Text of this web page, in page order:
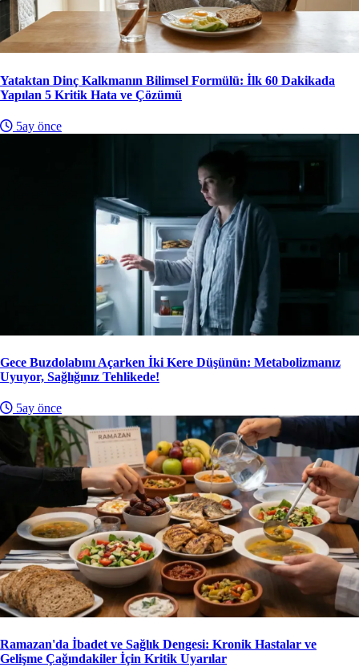
Yataktan Dinç Kalkmanın Bilimsel Formülü: İlk 60 Dakikada
Yapılan 5 Kritik Hata ve Çözümü
5ay önce
Gece Buzdolabını Açarken İki Kere Düşünün: Metabolizmanız
Uyuyor, Sağlığınız Tehlikede!
5ay önce
Ramazan'da İbadet ve Sağlık Dengesi: Kronik Hastalar ve
Gelişme Çağındakiler İçin Kritik Uyarılar